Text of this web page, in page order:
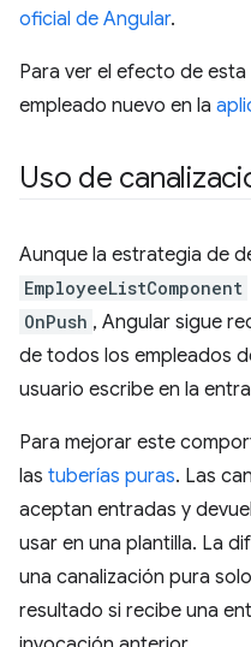
oficial de Angular.
Para ver el efecto de
empleado nuevo en la
Uso de
Aunque la estrategia de
EmployeeListComponent
OnPush , Angular sigue
de todos los empleados
usuario escribe en la
Para mejorar este
las tuberías puras. Las
aceptan entradas y
usar en una plantilla. La
una canalización pura
resultado si recibe una